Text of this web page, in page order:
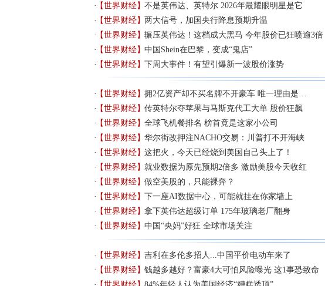
【世界财经】不是英伟达、英特尔 2026年最耀眼明星是它
【世界财经】两大信号，加国央行降息预期升温
【世界财经】辗压英伟达！这档成大黑马 今年股价已狂喷逾3倍
【世界财经】中国Shein在巴黎，变成“鬼店”
【世界财经】下周大事件！有望引爆新一波股价涨势
【世界财经】拥2亿资产却不买名牌不开豪车 唯一理由是…
【世界财经】传英特尔夺苹果与马斯克代工大单 股价狂飙
【世界财经】全球飞机餐排名 榜首竟是这家小公司
【世界财经】华尔街改押注NACHO交易：川普打不开海峡
【世界财经】这把火，今天已经烧到美国自己头上了！
【世界财经】就业数据为原先预期2倍多 激励美股今天收红
【世界财经】做空美股的，只能裸奔？
【世界财经】下一座AI数据中心，可能就挂在你家墙上
【世界财经】拿下英伟达超级订单 175年玻璃老厂翻身
【世界财经】中国“央妈”好狂 全球市场关注
【世界财经】吉利在多伦多招人...中国平价电动车来了
【世界财经】钱越多越好？富豪4大可怕风险曝光 这1事恐致命